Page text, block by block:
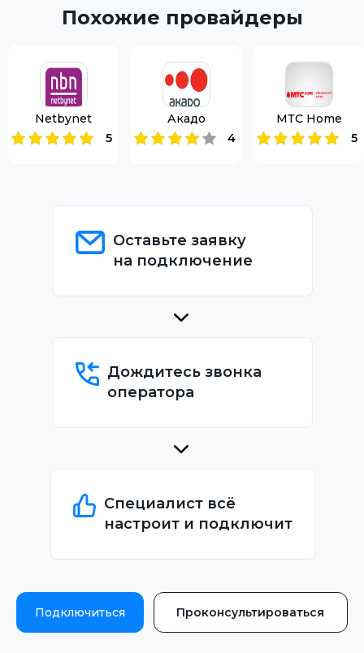
Похожие провайдеры
Netbynet
5
Акадо
4
МТС Home
5
Оставьте заявку
на подключение
Дождитесь звонка
оператора
Специалист всё
настроит и подключит
Подключиться Проконсультироваться